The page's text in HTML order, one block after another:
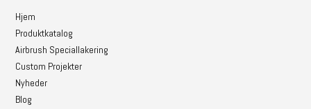
Hjem
Produktkatalog
Airbrush Speciallakering
Custom Projekter
Nyheder
Blog